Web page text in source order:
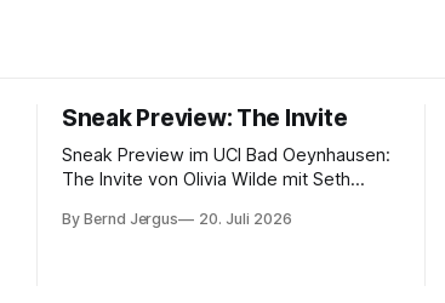
Sneak Preview: The Invite
Sneak Preview im UCI Bad Oeynhausen:
The Invite von Olivia Wilde mit Seth
Norton. Kammerspiel, Sex-Comedy, 8,5
By Bernd Jergus 20. Juli 2026